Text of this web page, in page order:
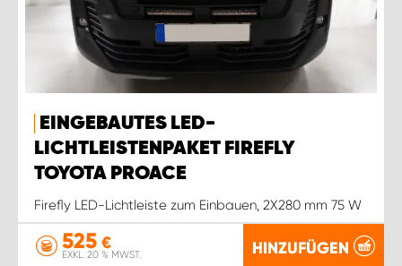
EINGEBAUTES LED-
LICHTLEISTENPAKET FIREFLY
TOYOTA PROACE
Firefly LED-Lichtleiste zum Einbauen, 2X280 mm 75 W
525 €
EXKL. 20 % MWST. HINZUFÜGEN